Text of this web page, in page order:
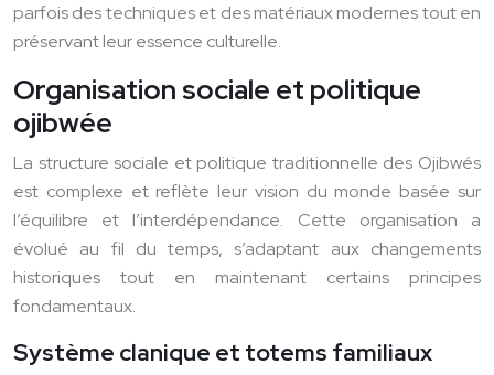
parfois des techniques et des matériaux modernes tout en
préservant leur essence culturelle.
Organisation sociale et politique
ojibwée
La structure sociale et politique traditionnelle des Ojibwés
est complexe et reflète leur vision du monde basée sur
l’équilibre et l’interdépendance. Cette organisation a
évolué au fil du temps, s’adaptant aux changements
historiques tout en maintenant certains principes
fondamentaux.
Système clanique et totems familiaux